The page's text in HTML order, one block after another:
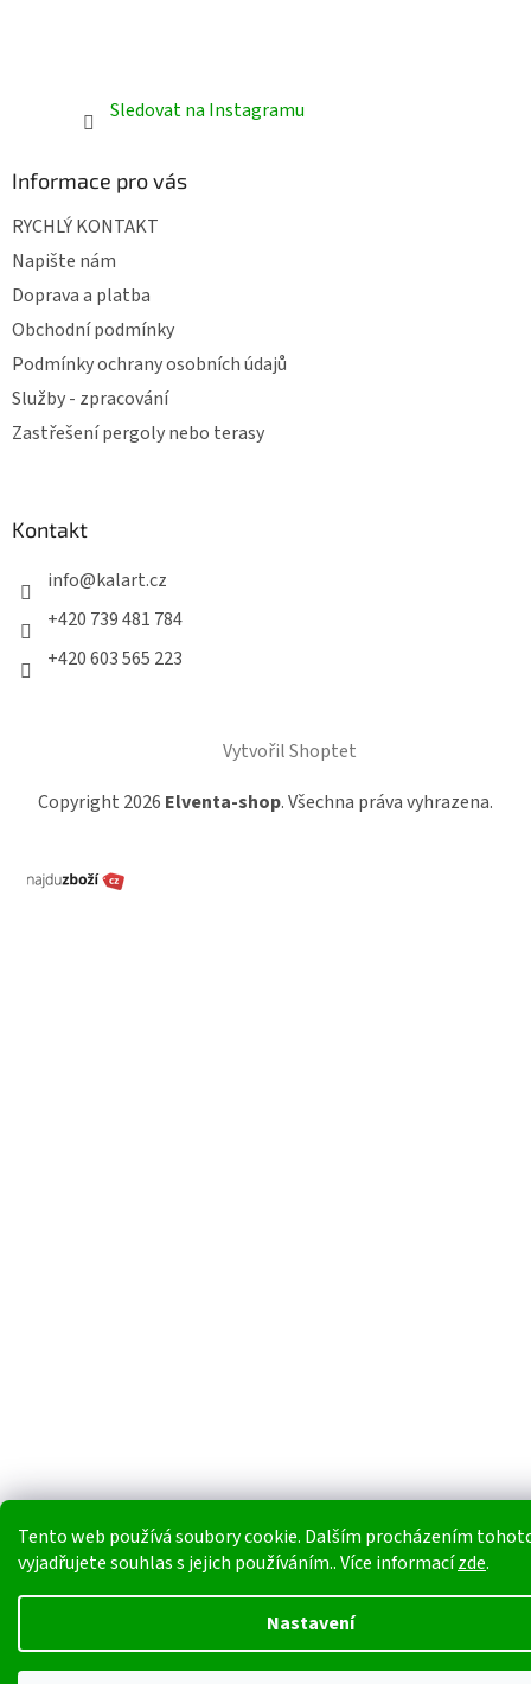
Tento web používá soubory cookie. Dalším procházením
vyjadřujete souhlas s jejich používáním.. Více informacízde.
Nastavení
Sledovat na Instagramu
Informace pro vás
RYCHLÝ KONTAKT
Napište nám
Doprava a platba
Obchodní podmínky
Podmínky ochrany osobních údajů
Služby - zpracování
Zastřešení pergoly nebo terasy
Kontakt
info@kalart.cz
+420 739 481 784
+420 603 565 223
Vytvořil Shoptet
Copyright 2026 Elventa-shop. Všechna práva vyhrazena.